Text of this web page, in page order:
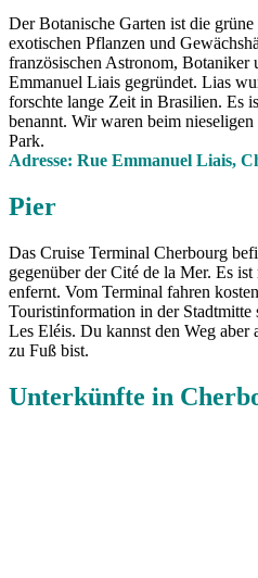
Der Botanische Garten ist die
exotischen Pflanzen und
französischen Astronom, Botaniker
Emmanuel Liais gegründet. Lias
forschte lange Zeit in Brasilien. Es
benannt. Wir waren beim
Park.
Adresse: Rue Emmanuel Liais,
Pier
Das Cruise Terminal Cherbourg
gegenüber der Cité de la Mer. Es
enfernt. Vom Terminal fahren
Touristinformation in der
Les Eléis. Du kannst den Weg
zu Fuß bist.
Unterkünfte in